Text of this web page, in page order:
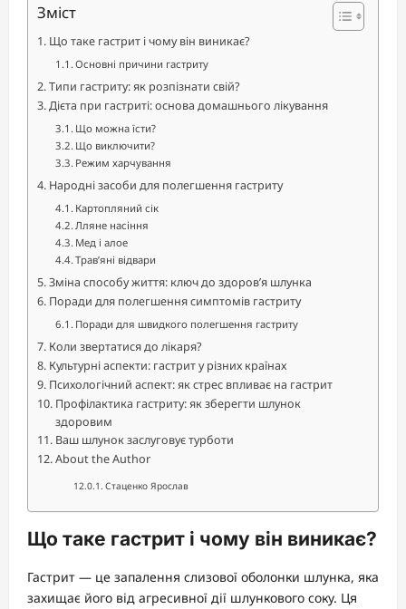
Зміст
Що таке гастрит і чому він виникає?
Основні причини гастриту
Типи гастриту: як розпізнати свій?
Дієта при гастриті: основа домашнього лікування
Що можна їсти?
Що виключити?
Режим харчування
Народні засоби для полегшення гастриту
Картопляний сік
Лляне насіння
Мед і алое
Трав’яні відвари
Зміна способу життя: ключ до здоров’я шлунка
Поради для полегшення симптомів гастриту
Поради для швидкого полегшення гастриту
Коли звертатися до лікаря?
Культурні аспекти: гастрит у різних країнах
Психологічний аспект: як стрес впливає на гастрит
Профілактика гастриту: як зберегти шлунок
здоровим
Ваш шлунок заслуговує турботи
About the Author
Стаценко Ярослав
Що таке гастрит і чому він виникає?
Гастрит — це запалення слизової оболонки шлунка, яка
захищає його від агресивної дії шлункового соку. Ця